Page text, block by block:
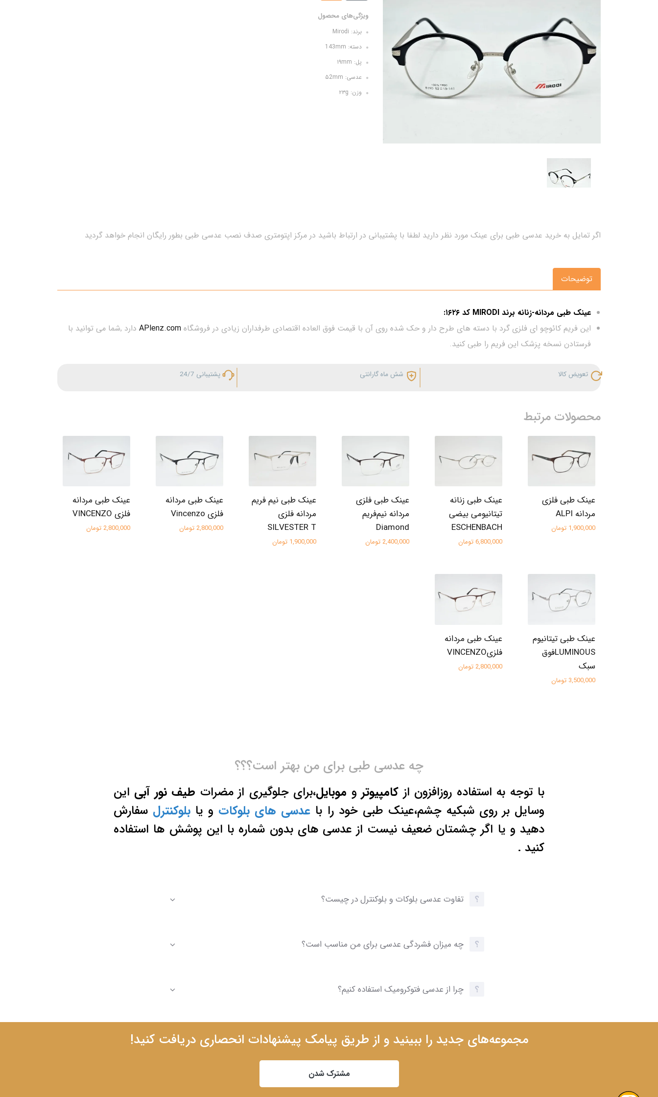
ویژگی‌های محصول
برند: Mirodi
دسته: 143mm
پل: ۱۹mm
عدسی: ۵2mm
وزن: ۲۳g
اگر تمایل به خرید عدسی طبی برای عینک مورد نظر دارید لطفا با پشتیبانی در ارتباط باشید در مرکز اپتومتری صدف نصب عدسی طبی بطور رایگان انجام خواهد گردید
توضیحات
عینک طبی مردانه-زنانه برند MIRODI کد ۱۶۲۶:
این فریم کائوچو ای فلزی گرد با دسته های طرح دار و حک شده روی آن با قیمت فوق العاده اقتصادی طرفداران زیادی در فروشگاه APlenz.com دارد ,شما می توانید با
فرستادن نسخه پزشک این فریم را طبی کنید.
تعویض کالا شش ماه گارانتی پشتیبانی 24/7
محصولات مرتبط
عینک طبی فلزی
مردانه ALPI
1,900,000 تومان
عینک طبی زنانه
تیتانیومی بیضی
ESCHENBACH
6,800,000 تومان
عینک طبی فلزی
مردانه نیم‌فریم
Diamond
2,400,000 تومان
عینک طبی نیم فریم
مردانه فلزی
SILVESTER T
1,900,000 تومان
عینک طبی مردانه
فلزی Vincenzo
2,800,000 تومان
عینک طبی مردانه
فلزی VINCENZO
2,800,000 تومان
عینک طبی تیتانیوم
LUMINOUSفوق
سبک
3,500,000 تومان
عینک طبی مردانه
فلزیVINCENZO
2,800,000 تومان
چه عدسی طبی برای من بهتر است؟؟؟
با توجه به استفاده روزافزون از کامپیوتر و موبایل،برای جلوگیری از مضرات طیف نور آبی این
وسایل بر روی شبکیه چشم،عینک طبی خود را با عدسی های بلوکات و یا بلوکنترل سفارش
دهید و یا اگر چشمتان ضعیف نیست از عدسی های بدون شماره با این پوشش ها استفاده
کنید .
تفاوت عدسی بلوکات و بلوکنترل در چیست؟
چه میزان فشردگی عدسی برای من مناسب است؟
چرا از عدسی فتوکرومیک استفاده کنیم؟
مجموعه‌های جدید را ببینید و از طریق پیامک پیشنهادات انحصاری دریافت کنید!
مشترک شدن